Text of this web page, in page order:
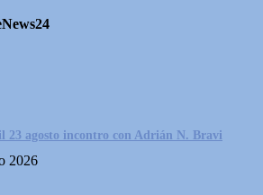
23 agosto incontro con Adrián N. Bravi
2026